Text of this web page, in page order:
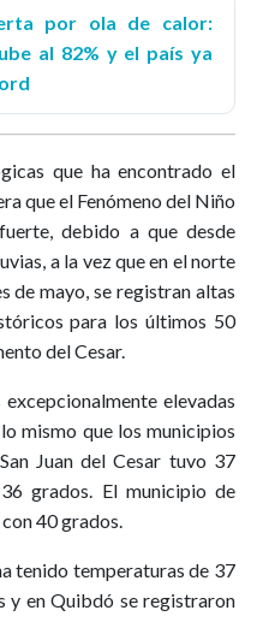
por ola de calor:
al 82% y el país ya
que ha encontrado el
que el Fenómeno del Niño
debido a que desde
a la vez que en el norte
de mayo, se registran altas
para los últimos 50
del Cesar.
elevadas
mismo que los municipios
Juan del Cesar tuvo 37
grados. El municipio de
40 grados.
tenido temperaturas de 37
y en Quibdó se registraron